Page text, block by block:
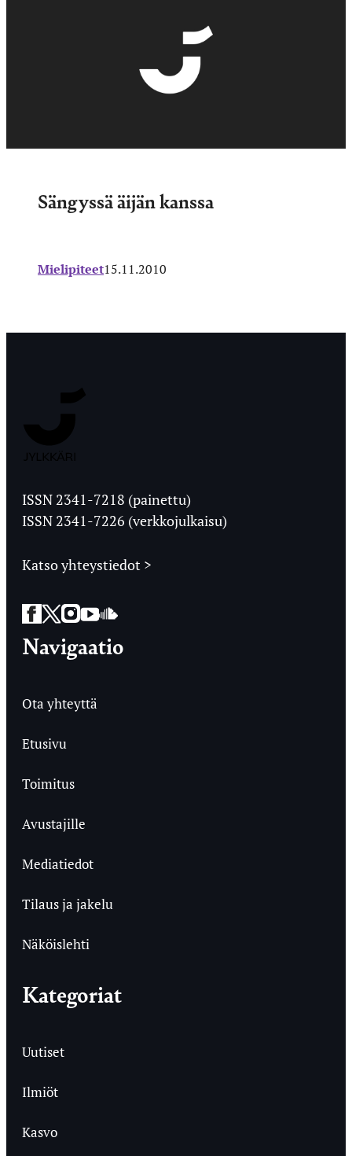
Sängyssä äijän kanssa
Mielipiteet15.11.2010
Ylioppilaslehti
ISSN 2341-7218 (painettu)
ISSN 2341-7226 (verkkojulkaisu)
Katso yhteystiedot >
Facebook
Twitter
Instagram
YouTube
SoundCloud
Navigaatio
Ota yhteyttä
Etusivu
Toimitus
Avustajille
Mediatiedot
Tilaus ja jakelu
Näköislehti
Kategoriat
Uutiset
Ilmiöt
Kasvo